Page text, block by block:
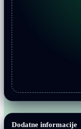
Dodatne informacije